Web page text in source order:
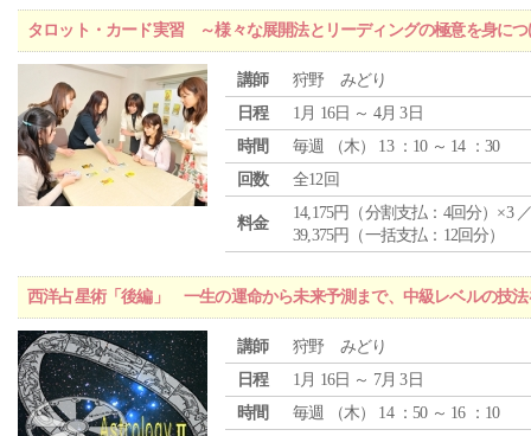
タロット・カード実習 ～様々な展開法とリーディングの極意を身につ
講師
狩野 みどり
日程
1月 16日 ～ 4月 3日
時間
毎週 （木） 13 ：10 ～ 14 ：30
回数
全12回
料金
14,175円（分割支払：4回分）×3
39,375円（一括支払：12回分）
西洋占星術「後編」 一生の運命から未来予測まで、中級レベルの技法
講師
狩野 みどり
日程
1月 16日 ～ 7月 3日
時間
毎週 （木） 14 ：50 ～ 16 ：10